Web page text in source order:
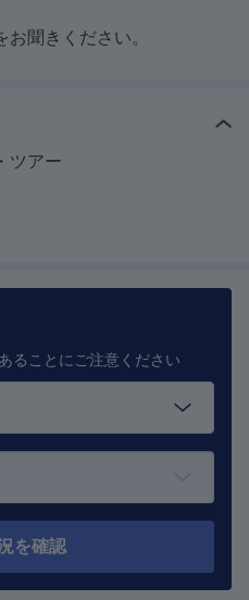
お聞きください。
ツアー
ることにご注意ください
を確認